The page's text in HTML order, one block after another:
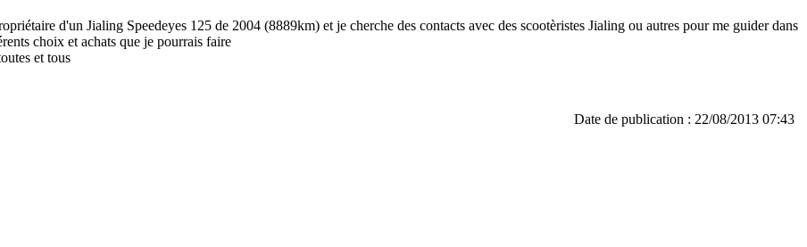
d'un Jialing Speedeyes 125 de 2004 (8889km) et je cherche des contacts avec des scootèristes Jialing ou autres pour me guider dans
choix et achats que je pourrais faire
et tous
Date de publication : 22/08/2013 07:43